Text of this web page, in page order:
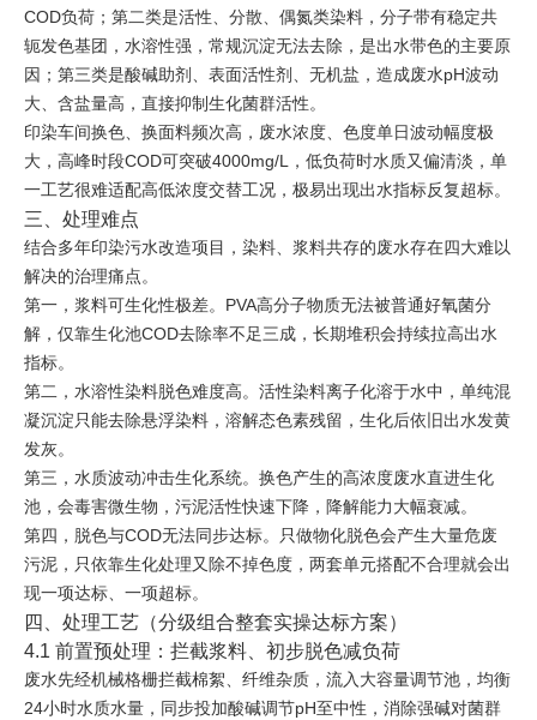
COD负荷；第二类是活性、分散、偶氮类染料，分子带有稳定共
轭发色基团，水溶性强，常规沉淀无法去除，是出水带色的主要原
因；第三类是酸碱助剂、表面活性剂、无机盐，造成废水pH波动
大、含盐量高，直接抑制生化菌群活性。
印染车间换色、换面料频次高，废水浓度、色度单日波动幅度极
大，高峰时段COD可突破4000mg/L，低负荷时水质又偏清淡，单
一工艺很难适配高低浓度交替工况，极易出现出水指标反复超标。
三、处理难点
结合多年印染污水改造项目，染料、浆料共存的废水存在四大难以
解决的治理痛点。
第一，浆料可生化性极差。PVA高分子物质无法被普通好氧菌分
解，仅靠生化池COD去除率不足三成，长期堆积会持续拉高出水
指标。
第二，水溶性染料脱色难度高。活性染料离子化溶于水中，单纯混
凝沉淀只能去除悬浮染料，溶解态色素残留，生化后依旧出水发黄
发灰。
第三，水质波动冲击生化系统。换色产生的高浓度废水直进生化
池，会毒害微生物，污泥活性快速下降，降解能力大幅衰减。
第四，脱色与COD无法同步达标。只做物化脱色会产生大量危废
污泥，只依靠生化处理又除不掉色度，两套单元搭配不合理就会出
现一项达标、一项超标。
四、处理工艺（分级组合整套实操达标方案）
4.1 前置预处理：拦截浆料、初步脱色减负荷
废水先经机械格栅拦截棉絮、纤维杂质，流入大容量调节池，均衡
24小时水质水量，同步投加酸碱调节pH至中性，消除强碱对菌群